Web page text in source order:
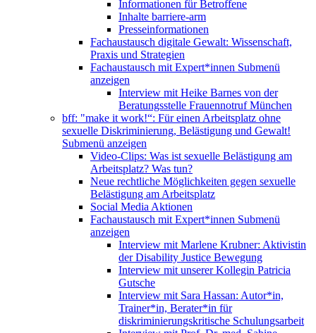
Informationen für Betroffene
Inhalte barriere-arm
Presseinformationen
Fachaustausch digitale Gewalt: Wissenschaft,
Praxis und Strategien
Fachaustausch mit Expert*innen Submenü
anzeigen
Interview mit Heike Barnes von der
Beratungsstelle Frauennotruf München
bff: "make it work!“: Für einen Arbeitsplatz ohne
sexuelle Diskriminierung, Belästigung und Gewalt!
Submenü anzeigen
Video-Clips: Was ist sexuelle Belästigung am
Arbeitsplatz? Was tun?
Neue rechtliche Möglichkeiten gegen sexuelle
Belästigung am Arbeitsplatz
Social Media Aktionen
Fachaustausch mit Expert*innen Submenü
anzeigen
Interview mit Marlene Krubner: Aktivistin
der Disability Justice Bewegung
Interview mit unserer Kollegin Patricia
Gutsche
Interview mit Sara Hassan: Autor*in,
Trainer*in, Berater*in für
diskriminierungskritische Schulungsarbeit